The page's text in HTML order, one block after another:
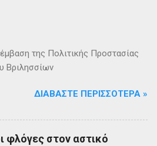
της Πολιτικής Προστασίας
Βριλησσίων
ΔΙΑΒΆΣΤΕ ΠΕΡΙΣΣΌΤΕΡΑ »
φλόγες στον αστικό